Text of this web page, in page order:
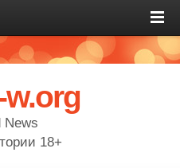
w.org
News
18+